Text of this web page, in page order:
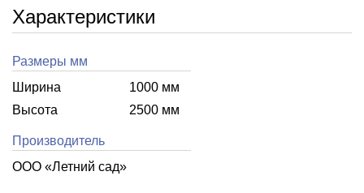
Характеристики
Размеры мм
Ширина
1000 мм
Высота
2500 мм
Производитель
ООО «Летний cад»